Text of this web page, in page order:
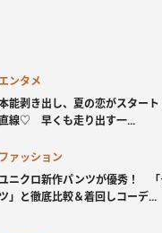
ンタメ
能剥き出し、夏の恋がスター
線♡ 早くも走り出す一...
ファッション
ニクロ新作パンツが優秀！ 「
ツ」と徹底比較＆着回しコーデ...